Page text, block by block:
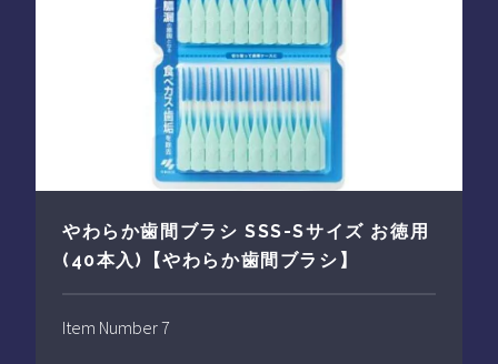
やわらか歯間ブラシ SSS-Sサイズ お徳用
(40本入)【やわらか歯間ブラシ】
Item Number 7